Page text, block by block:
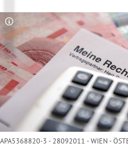
Copyright-Hinweis öffnen/
APA5368820-3 - 28092011 - WIEN -